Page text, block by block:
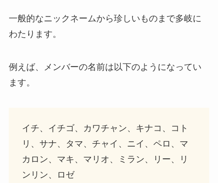
一般的なニックネームから珍しいものまで多岐に
わたります。
例えば、メンバーの名前は以下のようになってい
ます。
イチ、イチゴ、カワチャン、キナコ、コト
リ、サナ、タマ、チャイ、ニイ、ペロ、マ
カロン、マキ、マリオ、ミラン、リー、リ
ンリン、ロゼ